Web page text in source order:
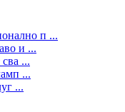
п ...
и ...
...
...
...